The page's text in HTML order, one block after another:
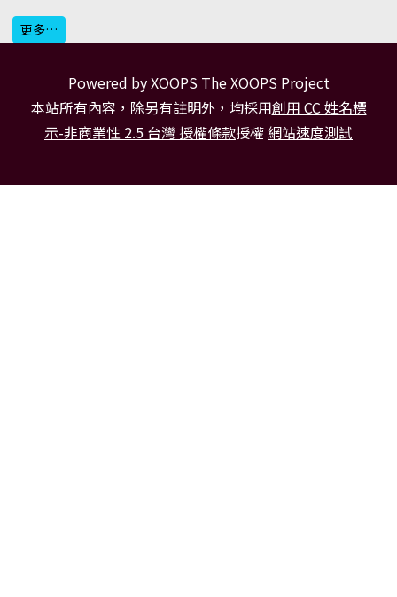
更多…
Powered by XOOPS The XOOPS Project
本站所有內容，除另有註明外，均採用創用 CC 姓名標
示-非商業性 2.5 台灣 授權條款授權網站速度測試